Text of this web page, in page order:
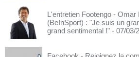
L'entretien Footengo - Omar
(BeInSport) : "Je suis un
grand sentimental !" - 07/03/